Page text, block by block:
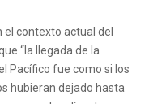
el contexto actual del
“la llegada de la
Pacífico fue como si los
hubieran dejado hasta